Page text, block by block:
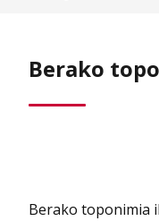
Berako
Berako toponimia